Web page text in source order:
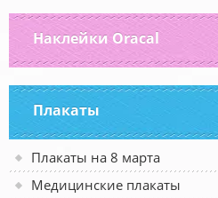
Наклейки Oracal
Плакаты
Плакаты на 8 марта
Медицинские плакаты